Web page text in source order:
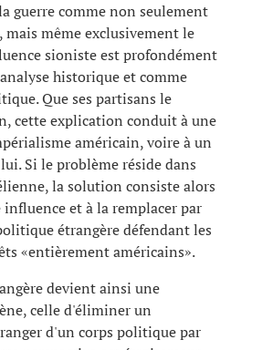
guerre comme non seulement
même exclusivement le
sioniste est profondément
historique et comme
Que ses partisans le
cette explication conduit à une
américain, voire à un
Si le problème réside dans
la solution consiste alors
et à la remplacer par
étrangère défendant les
«entièrement américains».
devient ainsi une
celle d'éliminer un
d'un corps politique par